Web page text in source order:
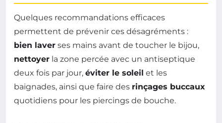
Quelques recommandations efficaces
permettent de prévenir ces désagréments :
bien laver ses mains avant de toucher le bijou,
nettoyer la zone percée avec un antiseptique
deux fois par jour, éviter le soleil et les
baignades, ainsi que faire des rinçages buccaux
quotidiens pour les piercings de bouche.